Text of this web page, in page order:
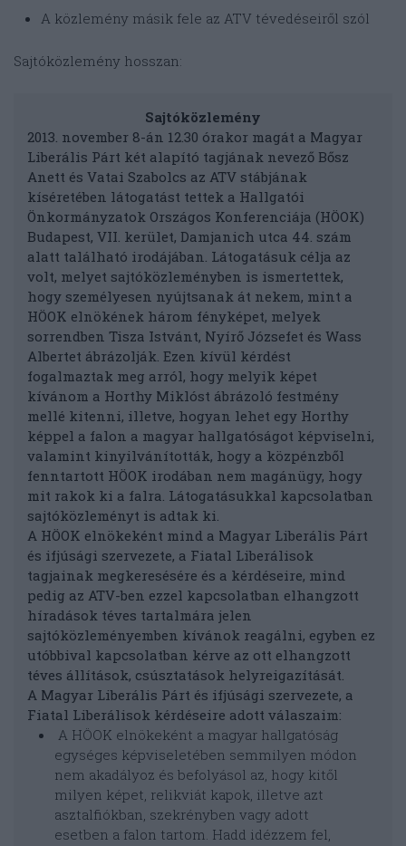
A közlemény másik fele az ATV tévedéseiről szól
Sajtóközlemény hosszan:
Sajtóközlemény
2013. november 8-án 12.30 órakor magát a Magyar
Liberális Párt két alapító tagjának nevező Bősz
Anett és Vatai Szabolcs az ATV stábjának
kíséretében látogatást tettek a Hallgatói
Önkormányzatok Országos Konferenciája (HÖOK)
Budapest, VII. kerület, Damjanich utca 44. szám
alatt található irodájában. Látogatásuk célja az
volt, melyet sajtóközleményben is ismertettek,
hogy személyesen nyújtsanak át nekem, mint a
HÖOK elnökének három fényképet, melyek
sorrendben Tisza Istvánt, Nyírő Józsefet és Wass
Albertet ábrázolják. Ezen kívül kérdést
fogalmaztak meg arról, hogy melyik képet
kívánom a Horthy Miklóst ábrázoló festmény
mellé kitenni, illetve, hogyan lehet egy Horthy
képpel a falon a magyar hallgatóságot képviselni,
valamint kinyilvánították, hogy a közpénzből
fenntartott HÖOK irodában nem magánügy, hogy
mit rakok ki a falra. Látogatásukkal kapcsolatban
sajtóközleményt is adtak ki.
A HÖOK elnökeként mind a Magyar Liberális Párt
és ifjúsági szervezete, a Fiatal Liberálisok
tagjainak megkeresésére és a kérdéseire, mind
pedig az ATV-ben ezzel kapcsolatban elhangzott
híradások téves tartalmára jelen
sajtóközleményemben kívánok reagálni, egyben ez
utóbbival kapcsolatban kérve az ott elhangzott
téves állítások, csúsztatások helyreigazítását.
A Magyar Liberális Párt és ifjúsági szervezete, a
Fiatal Liberálisok kérdéseire adott válaszaim:
A HÖOK elnökeként a magyar hallgatóság
egységes képviseletében semmilyen módon
nem akadályoz és befolyásol az, hogy kitől
milyen képet, relikviát kapok, illetve azt
asztalfiókban, szekrényben vagy adott
esetben a falon tartom. Hadd idézzem fel,